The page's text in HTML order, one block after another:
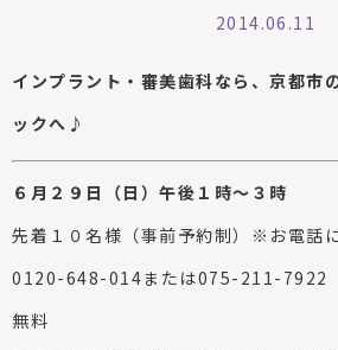
2014.06.11
インプラント・審美歯科なら、京都市
ックへ♪
６月２９日（日）午後１時～３時
先着１０名様（事前予約制）※お電話
0120-648-014または075-211-7922
無料